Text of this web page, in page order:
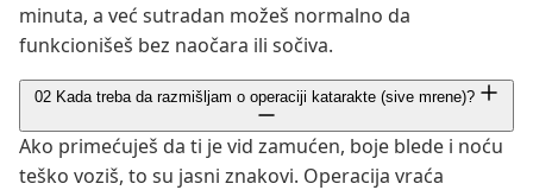
minuta, a već sutradan možeš normalno da
funkcionišeš bez naočara ili sočiva.
02 Kada treba da razmišljam o operaciji katarakte (sive mrene)?
Ako primećuješ da ti je vid zamućen, boje blede i noću
teško voziš, to su jasni znakovi. Operacija vraća